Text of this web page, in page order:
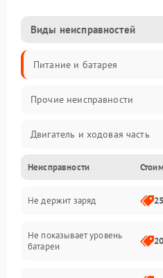
Виды неисправностей
Питание и батарея
Прочие неисправности
Двигатель и ходовая часть
Тормоза и безопасность
Подвеска и колеса
Электроника и управление
Неисправности
Не держит заряд
Не показывает уровень
батареи